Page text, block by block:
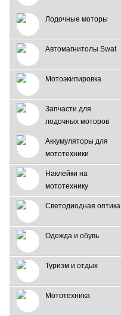
Лодочные моторы
Автомагнитолы Swat
Мотоэкипировка
Запчасти для
лодочных моторов
Аккумуляторы для
мототехники
Наклейки на
мототехнику
Светодиодная оптика
Одежда и обувь
Туризм и отдых
Мототехника